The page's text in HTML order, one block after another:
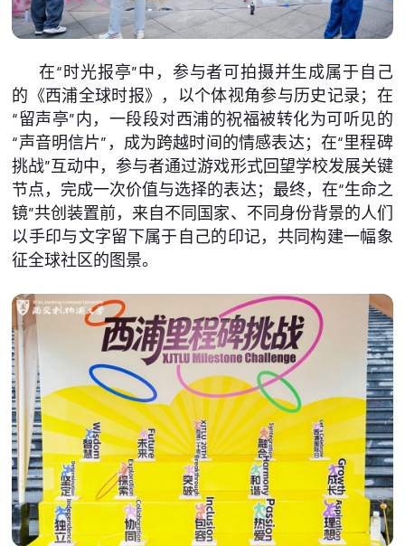
在“时光报亭”中，参与者可拍摄并生成属于自己
的《西浦全球时报》，以个体视角参与历史记录；在
“留声亭”内，一段段对西浦的祝福被转化为可听见的
“声音明信片”，成为跨越时间的情感表达；在“里程碑
挑战”互动中，参与者通过游戏形式回望学校发展关键
节点，完成一次价值与选择的表达；最终，在“生命之
镜”共创装置前，来自不同国家、不同身份背景的人们
以手印与文字留下属于自己的印记，共同构建一幅象
征全球社区的图景。